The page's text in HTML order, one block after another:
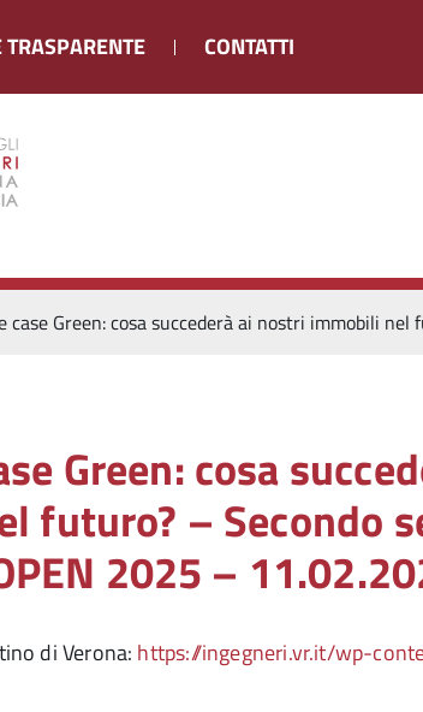
CONTATTI
case Green: cosa succederà ai nostri immobili
Green: cosa
futuro? – Secondo
2025 –
di Verona: https://ingegneri.vr.it/wp-